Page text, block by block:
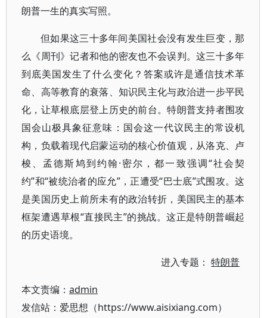
朗普一生的真实写照。
但如果这三十多年间美国社会没有发生巨变，那
么《周刊》记者和他的密友也不会误判。这三十多年
到底美国发生了什么变化？答案或许是通信技术革
命、高等教育的衰落、知识民主化与政治进一步平民
化，让草根底层登上历史的前台。特朗普支持者围攻
国会山极具象征意味：国会这一代议民主的常设机
构，负载着现代启蒙运动的核心价值观，从洛克、卢
梭、孟德斯鸠到约翰·密尔，都一致强调“社会契
约”和“被统治者的应允”，正遭受“巴士底”式围攻。这
是美国历史上前所未有的政治转折，美国民主的基本
框架遭遇草根“直接民主”的挑战。这正是特朗普崛起
的历史语境。
进入专题：特朗普
本文责编： admin
发信站：爱思想（https://www.aisixiang.com）